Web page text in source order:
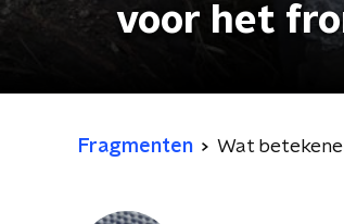
voor het
Fragmenten Wat